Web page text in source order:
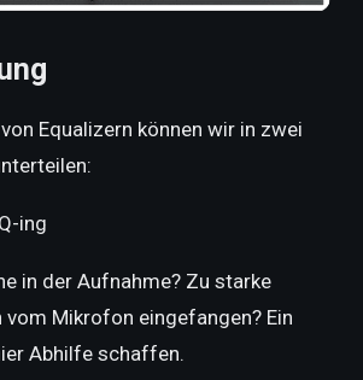
Equalizern können wir in zwei
ing
in der Aufnahme? Zu starke
vom Mikrofon eingefangen? Ein
Abhilfe schaffen.